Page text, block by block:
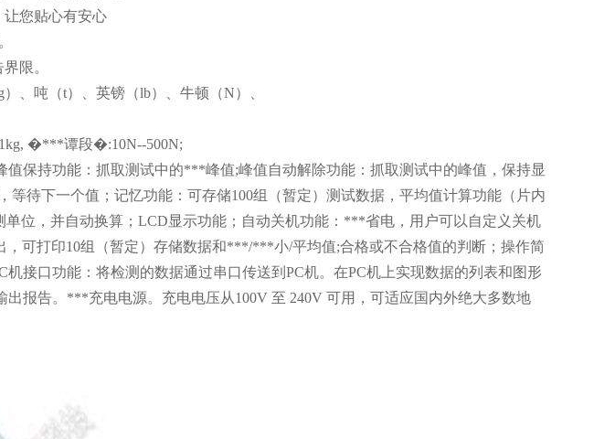
您贴心有安心
限。
、吨（t）、英镑（lb）、牛顿（N）、
�***谭段�:10N--500N;
保持功能：抓取测试中的***峰值;峰值自动解除功能：抓取测试中的峰值，保持显
待下一个值；记忆功能：可存储100组（暂定）测试数据，平均值计算功能（片内
位，并自动换算；LCD显示功能；自动关机功能：***省电，用户可以自定义关机
，可打印10组（暂定）存储数据和***/***小/平均值;合格或不合格值的判断；操作简
接口功能：将检测的数据通过串口传送到PC机。在PC机上实现数据的列表和图形
报告。***充电电源。充电电压从100V 至 240V 可用，可适应国内外绝大多数地